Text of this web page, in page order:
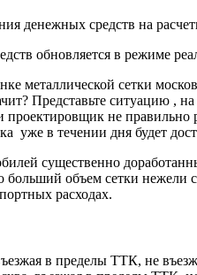
денежных средств на
обновляется в режиме
металлической сетки
Представьте ситуацию ,
проектировщик не
уже в течении дня будет
существенно
больший объем сетки
расходах.
в пределы ТТК, не